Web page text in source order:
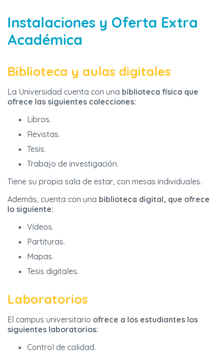
Instalaciones y Oferta Extra
Académica
Biblioteca y aulas digitales
La Universidad cuenta con una biblioteca física que
ofrece las siguientes colecciones:
Libros.
Revistas.
Tesis.
Trabajo de investigación.
Tiene su propia sala de estar, con mesas individuales.
Además, cuenta con una biblioteca digital, que ofrece
lo siguiente:
Vídeos.
Partituras.
Mapas.
Tesis digitales.
Laboratorios
El campus universitario ofrece a los estudiantes los
siguientes laboratorios:
Control de calidad.